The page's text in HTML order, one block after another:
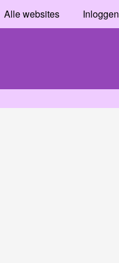
Alle websites Inloggen